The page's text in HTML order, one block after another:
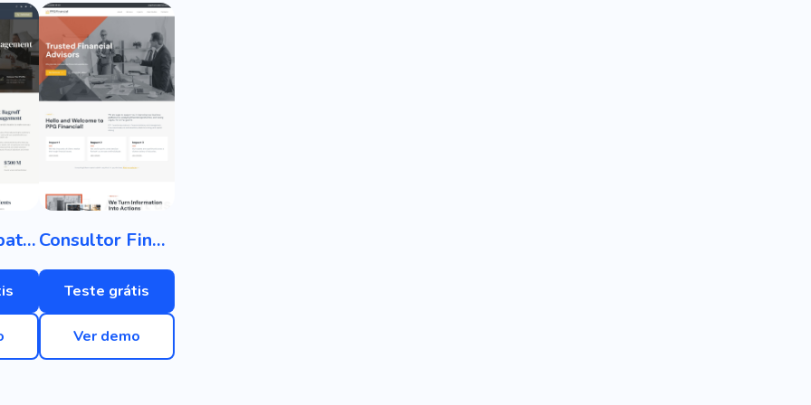
Gestão de patrimônio Consultor Financeiro
Teste grátis
Ver demo